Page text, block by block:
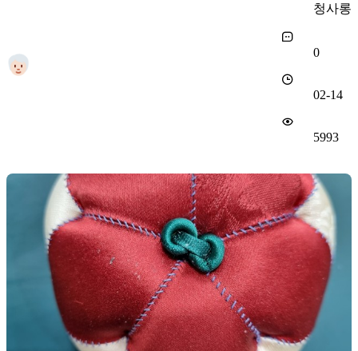
청사롱
0
02-14
5993